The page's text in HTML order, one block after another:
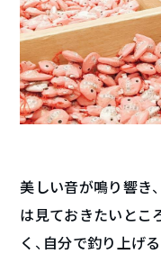
美しい音が鳴り響き
は見ておきたいとこ
く、自分で釣り上げ